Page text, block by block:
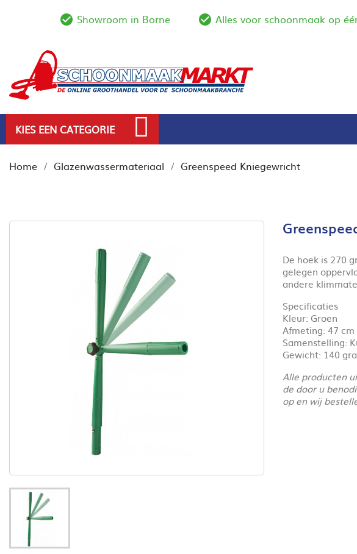
check_circle_outline
Showroom in Borne check_circle_outline
Alles voor schoonmaak op
KIES EEN CATEGORIE
Home Glazenwassermateriaal Greenspeed Kniegewricht
De hoek is 270
gelegen
andere
Specificaties
Kleur: Groen
Afmeting: 47 cm
Samenstelling:
Gewicht: 140
Alle producten
de door u
op en wij